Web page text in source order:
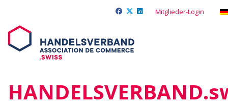
Mitglieder-Login